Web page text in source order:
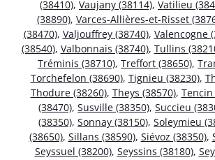
(38410), Vaujany (38114), Vatilieu
(38890), Varces-Allières-et-Risset
(38470), Valjouffrey (38740), Valencogne
(38540), Valbonnais (38740), Tullins
Tréminis (38710), Treffort (38650),
Torchefelon (38690), Tignieu (38230),
Thodure (38260), Theys (38570), Tencin
(38470), Susville (38350), Succieu
(38350), Sonnay (38150), Soleymieu
(38650), Sillans (38590), Siévoz (38350),
Seyssuel (38200), Seyssins (38180),